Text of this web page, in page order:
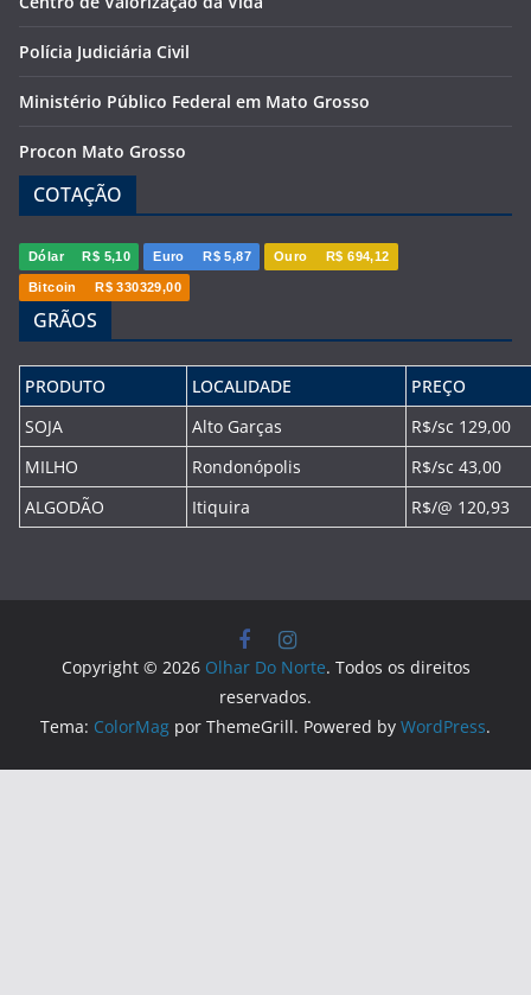
Polícia Judiciária Civil
Ministério Público Federal em Mato Grosso
Procon Mato Grosso
COTAÇÃO
Dólar R$ 5,10 Euro R$ 5,87 Ouro R$ 694,12
Bitcoin R$ 330329,00
GRÃOS
PRODUTO LOCALIDADE
PREÇO
SOJA
Alto Garças
R$/sc 129,00
MILHO
Rondonópolis
R$/sc 43,00
ALGODÃO
Itiquira R$/@ 120,93
Copyright © 2026 Olhar Do Norte. Todos os direitos
reservados.
Tema: ColorMag por ThemeGrill. Powered by WordPress.